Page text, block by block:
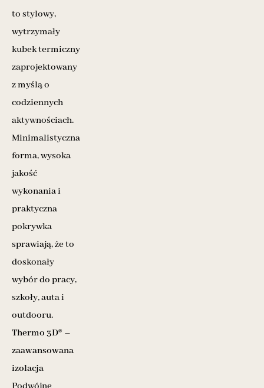
to stylowy,
wytrzymały
kubek termiczny
zaprojektowany
z myślą o
codziennych
aktywnościach.
Minimalistyczna
forma, wysoka
jakość
wykonania i
praktyczna
pokrywka
sprawiają, że to
doskonały
wybór do pracy,
szkoły, auta i
outdooru.
Thermo 3D® –
zaawansowana
izolacja